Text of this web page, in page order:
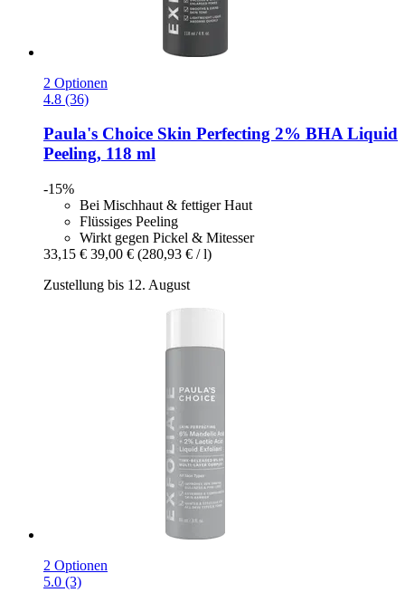
2 Optionen
4.8 (36)
Paula's Choice Skin Perfecting 2% BHA Liquid
Peeling, 118 ml
-15%
Bei Mischhaut & fettiger Haut
Flüssiges Peeling
Wirkt gegen Pickel & Mitesser
33,15 € 39,00 € (280,93 € / l)
Zustellung bis 12. August
2 Optionen
5.0 (3)